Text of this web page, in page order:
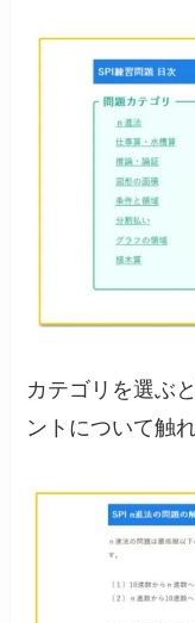
カテゴリを選ぶ
ントについて触